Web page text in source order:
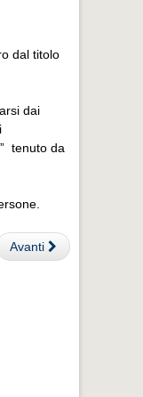
dal titolo
dai
tenuto da
Avanti